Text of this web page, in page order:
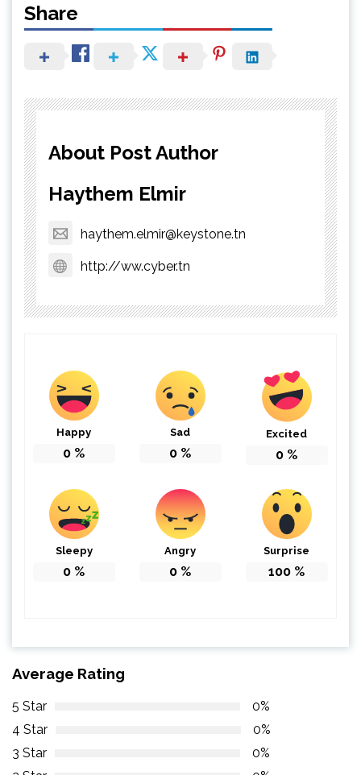
Share
About Post Author
Haythem Elmir
haythem.elmir@keystone.tn
http://ww.cyber.tn
Happy
0 %
Sad
0 %
Excited
0 %
Sleepy
0 %
Angry
0 %
Surprise
100 %
Average Rating
5 Star
0%
4 Star
0%
3 Star
0%